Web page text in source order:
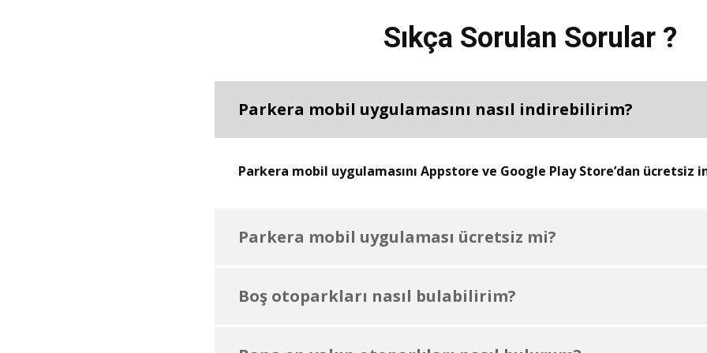
Sıkça Sorulan Sorular ?
Parkera mobil uygulamasını nasıl indirebilirim?
Parkera mobil uygulamasını Appstore ve Google Play Store’dan ücretsiz
Parkera mobil uygulaması ücretsiz mi?
Boş otoparkları nasıl bulabilirim?